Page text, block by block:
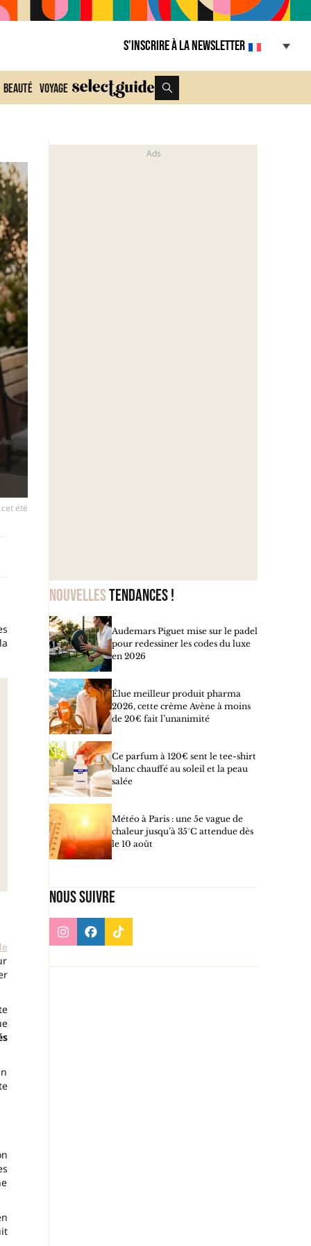
S’inscrire à la Newsletter
Beauté Voyage
Nouvellestendances !
Audemars Piguet mise sur le padel
pour redessiner les codes du luxe
en 2026
Élue meilleur produit pharma
2026, cette crème Avène à moins
de 20€ fait l’unanimité
Ce parfum à 120€ sent le tee-shirt
blanc chauffé au soleil et la peau
salée
Météo à Paris : une 5e vague de
chaleur jusqu’à 35°C attendue dès
le 10 août
Nous suivre
été